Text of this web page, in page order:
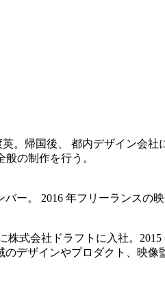
。帰国後、 都内デザイン会社
の制作を行う。
ー。 2016 年フリーランスの
式会社ドラフトに入社。
デザインやプロダクト、映